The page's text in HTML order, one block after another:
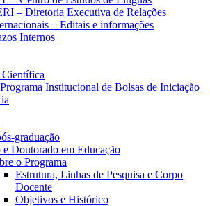
– Diretoria Executiva de Relações
– Editais e informações
Internos
Institucional de Bolsas de Iniciação
graduação
e Doutorado em Educação
o Programa
Estrutura, Linhas de Pesquisa e Corpo
Docente
Objetivos e Histórico